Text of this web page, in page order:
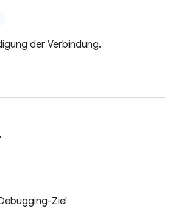
der Verbindung.
Ziel